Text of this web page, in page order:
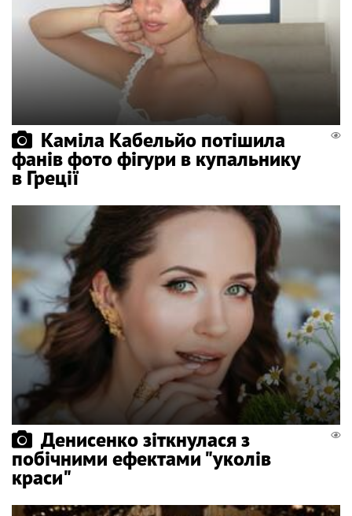
Каміла Кабельйо потішила
фанів фото фігури в купальнику
в Греції
Денисенко зіткнулася з
побічними ефектами "уколів
краси"